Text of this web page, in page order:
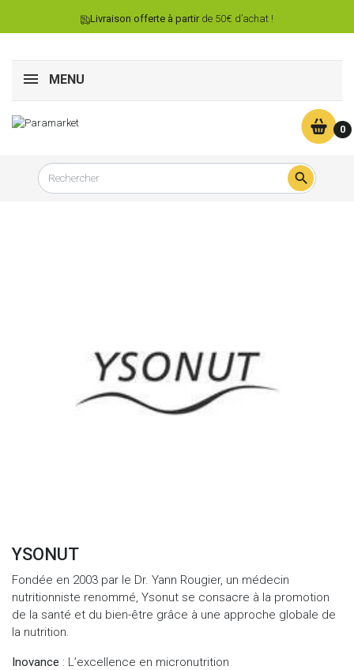
Livraison offerte à partirde 50€ d’achat !
MENU
0

YSONUT
Fondée en 2003 par le Dr. Yann Rougier, un médecin
nutritionniste renommé, Ysonut se consacre à la promotion
de la santé et du bien-être grâce à une approche globale de
la nutrition.
Inovance : L’excellence en micronutrition